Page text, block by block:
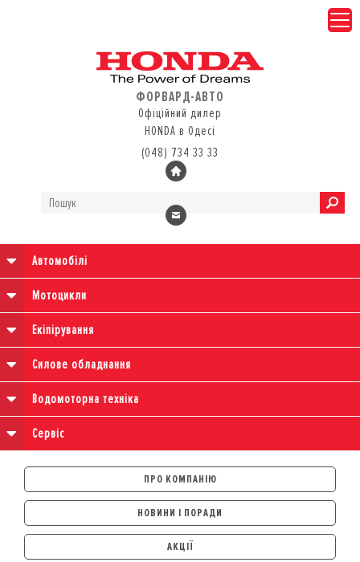
ФОРВАРД-АВТО
Офіційний дилер
HONDA в Одесі
(048) 734 33 33
Автомобілі
Мотоцикли
Екіпірування
Силове обладнання
Водомоторна техніка
Сервіс
ПРО КОМПАНІЮ
НОВИНИ І ПОРАДИ
АКЦІЇ